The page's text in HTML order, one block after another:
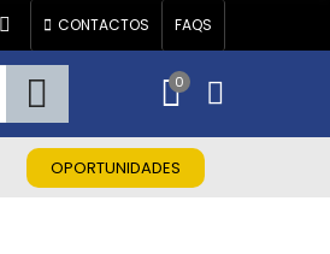
CONTACTOS FAQS
0
OPORTUNIDADES